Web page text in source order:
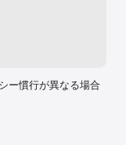
ー慣行が異なる場合